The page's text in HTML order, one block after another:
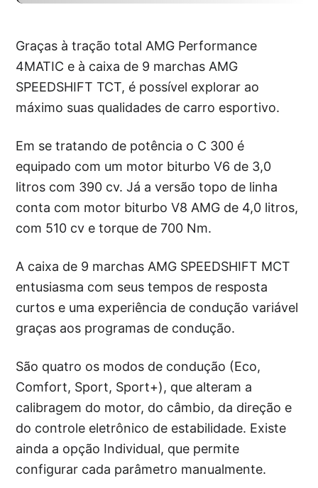
Graças à tração total AMG Performance
4MATIC e à caixa de 9 marchas AMG
SPEEDSHIFT TCT, é possível explorar ao
máximo suas qualidades de carro esportivo.
Em se tratando de potência o C 300 é
equipado com um motor biturbo V6 de 3,0
litros com 390 cv. Já a versão topo de linha
conta com motor biturbo V8 AMG de 4,0 litros,
com 510 cv e torque de 700 Nm.
A caixa de 9 marchas AMG SPEEDSHIFT MCT
entusiasma com seus tempos de resposta
curtos e uma experiência de condução variável
graças aos programas de condução.
São quatro os modos de condução (Eco,
Comfort, Sport, Sport+), que alteram a
calibragem do motor, do câmbio, da direção e
do controle eletrônico de estabilidade. Existe
ainda a opção Individual, que permite
configurar cada parâmetro manualmente.